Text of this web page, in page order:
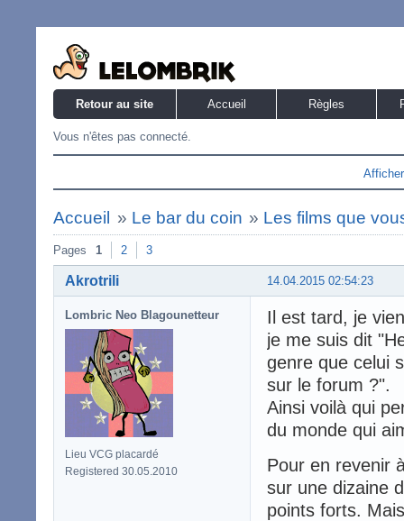
Retour au site Accueil Règles
Vous n'êtes pas connecté.
Accueil » Le bar du coin » Les films que
Pages 1 2 3
14.04.2015 02:54:23
Akrotrili
Lombric Neo Blagounetteur
Lieu VCG placardé
Registered 30.05.2010
Il est tard, je
je me suis dit
genre que celui
sur le forum ?".
Ainsi voilà qui
du monde qui
Pour en revenir
sur une dizaine
points forts.